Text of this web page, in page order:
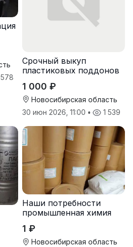
578
Срочный выкуп
пластиковых поддонов
Новосибирске
1 000 ₽
Новосибирская область
30 июн 2026, 11:00 • 1 539
Наши потребности
промышленная химия
1 ₽
Новосибирская область